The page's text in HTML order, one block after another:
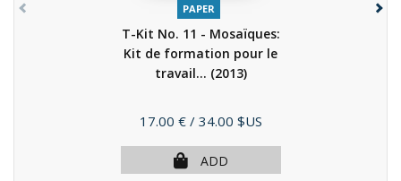
PAPER
T-Kit No. 11 - Mosaïques:
Kit de formation pour le
travail... (2013)
Price
17.00 € / 34.00 $US
ADD